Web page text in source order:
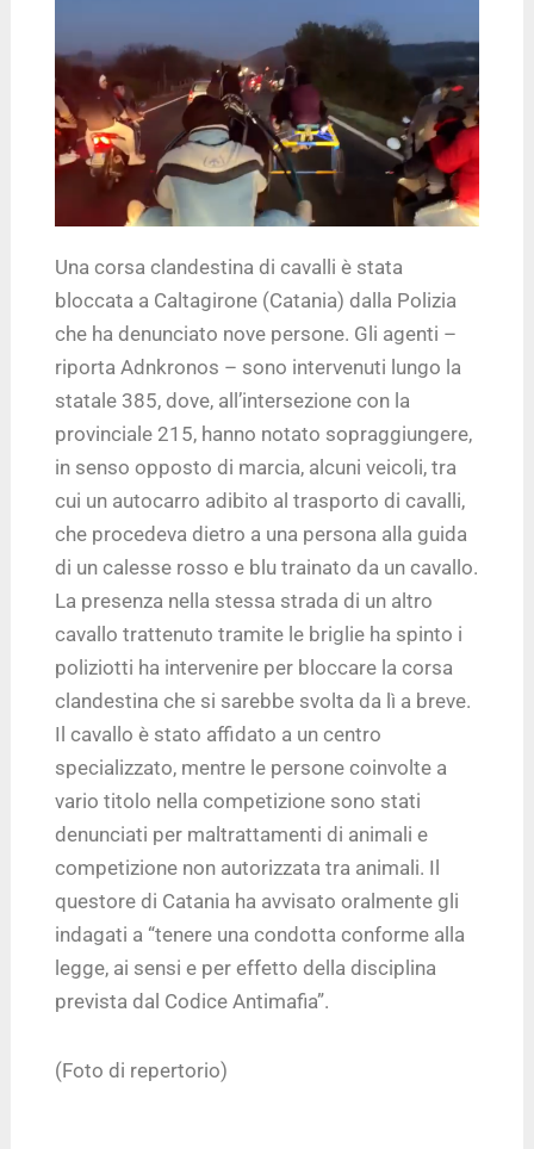
Una corsa clandestina di cavalli è stata
bloccata a Caltagirone (Catania) dalla Polizia
che ha denunciato nove persone. Gli agenti –
riporta Adnkronos – sono intervenuti lungo la
statale 385, dove, all’intersezione con la
provinciale 215, hanno notato sopraggiungere,
in senso opposto di marcia, alcuni veicoli, tra
cui un autocarro adibito al trasporto di cavalli,
che procedeva dietro a una persona alla guida
di un calesse rosso e blu trainato da un cavallo.
La presenza nella stessa strada di un altro
cavallo trattenuto tramite le briglie ha spinto i
poliziotti ha intervenire per bloccare la corsa
clandestina che si sarebbe svolta da lì a breve.
Il cavallo è stato affidato a un centro
specializzato, mentre le persone coinvolte a
vario titolo nella competizione sono stati
denunciati per maltrattamenti di animali e
competizione non autorizzata tra animali. Il
questore di Catania ha avvisato oralmente gli
indagati a “tenere una condotta conforme alla
legge, ai sensi e per effetto della disciplina
prevista dal Codice Antimafia”.
(Foto di repertorio)